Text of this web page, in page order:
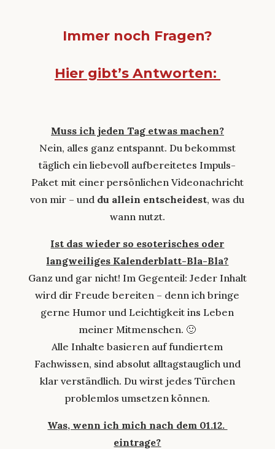
Immer noch Fragen?
Hier gibt’s Antworten:
Muss ich jeden Tag etwas machen?
Nein, alles ganz entspannt. Du bekommst
täglich ein liebevoll aufbereitetes Impuls-
Paket mit einer persönlichen Videonachricht
von mir – und du allein entscheidest, was du
wann nutzt.
Ist das wieder so esoterisches oder
langweiliges Kalenderblatt-Bla-Bla?
Ganz und gar nicht! Im Gegenteil: Jeder Inhalt
wird dir Freude bereiten – denn ich bringe
gerne Humor und Leichtigkeit ins Leben
meiner Mitmenschen. 🙂
Alle Inhalte basieren auf fundiertem
Fachwissen, sind absolut alltagstauglich und
klar verständlich. Du wirst jedes Türchen
problemlos umsetzen können.
Was, wenn ich mich nach dem 01.12.
eintrage?